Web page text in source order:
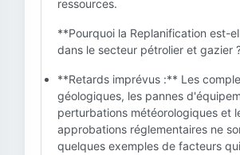
ressources.
**Pourquoi la Replanification est-
dans le secteur pétrolier et gazier
**Retards imprévus :** Les
géologiques, les pannes
perturbations météorologiques et
approbations réglementaires ne
quelques exemples de facteurs